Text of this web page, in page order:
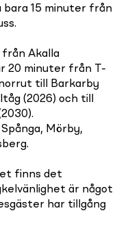
15 minuter från
Akalla
20 minuter från T-
till Barkarby
(2026) och till
Mörby,
finns det
är något
har tillgång